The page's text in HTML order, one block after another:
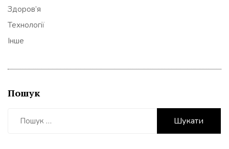
Здоров’я
Технології
Інше
Пошук